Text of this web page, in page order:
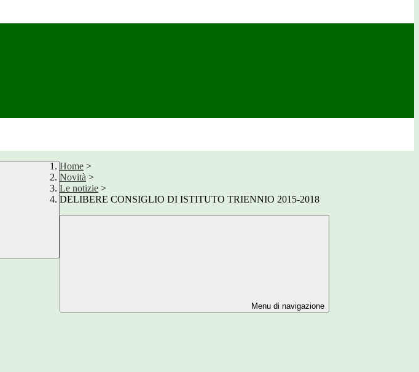
Home >
Novità >
Le notizie >
DELIBERE CONSIGLIO DI ISTITUTO TRIENNIO 2015-2018
Menu di navigazione